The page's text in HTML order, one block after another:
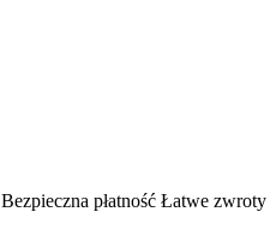
Bezpieczna płatność Łatwe zwroty